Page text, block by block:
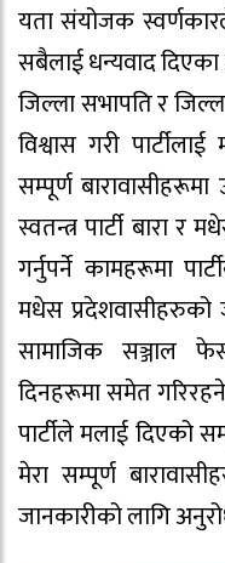
यता संयोजक
सबैलाई धन्यवाद
जिल्ला सभापति र
विश्वास गरी
सम्पूर्ण बारावासीहरूमा
स्वतन्त्र पार्टी बारा र
गर्नुपर्ने कामहरूमा
मधेस प्रदेशवासीहरुको
सामाजिक सञ्जाल
दिनहरूमा समेत गरिरहने
पार्टीले मलाई दिएको
मेरा सम्पूर्ण
जानकारीको लागि